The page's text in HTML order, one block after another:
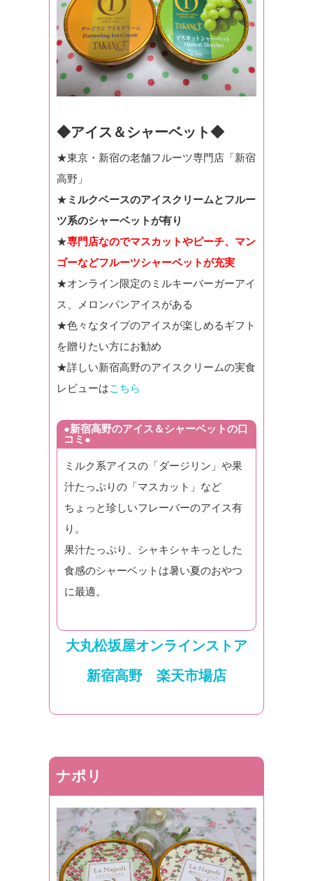
◆アイス＆シャーベット◆
★東京・新宿の老舗フルーツ専門店「新宿
高野」
★ ミルクベースのアイスクリームとフルー
ツ系のシャーベットが有り
★専門店なのでマスカットやピーチ、マン
ゴーなどフルーツシャーベットが充実
★オンライン限定のミルキーバーガーアイ
ス、メロンパンアイスがある
★色々なタイプのアイスが楽しめるギフト
を贈りたい方にお勧め
★詳しい新宿高野のアイスクリームの実食
レビューはこちら
●新宿高野のアイス＆シャーベットの口
コミ●
ミルク系アイスの「ダージリン」や果
汁たっぷりの「マスカット」など
ちょっと珍しいフレーバーのアイス有
り。
果汁たっぷり、シャキシャキっとした
食感のシャーベットは暑い夏のおやつ
に最適。
大丸松坂屋オンラインストア
新宿高野 楽天市場店
ナポリ